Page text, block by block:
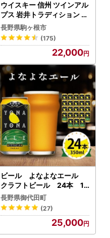
ウイスキー 信州 ツインアル
プス 岩井トラディション ウ
イスキー
長野県駒ヶ根市
(175)
22,000
ビール よなよなエール
クラフトビール 24本 1
ケース お酒_ヤッホーブル
ーイング よなよな 酒 BBQ
バーベキュー 家飲み 宅飲み
晩酌 長野県 長野 まとめ買
い ご当地ビール ギフト プ
長野県御代田町
(27)
25,000